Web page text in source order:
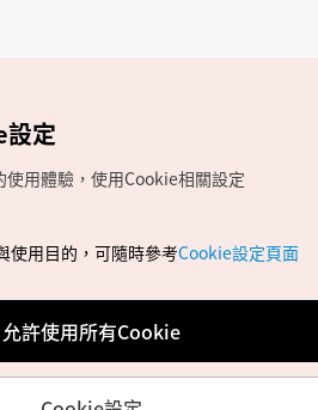
社版權所有
迎來信至官方信箱
定
用體驗，使用Cookie相關設定
使用目的，可隨時參考Cookie設定頁面
允許使用所有Cookie